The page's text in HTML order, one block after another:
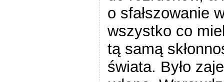
o sfałszowanie
wszystko co
tą samą
świata. Było zaje